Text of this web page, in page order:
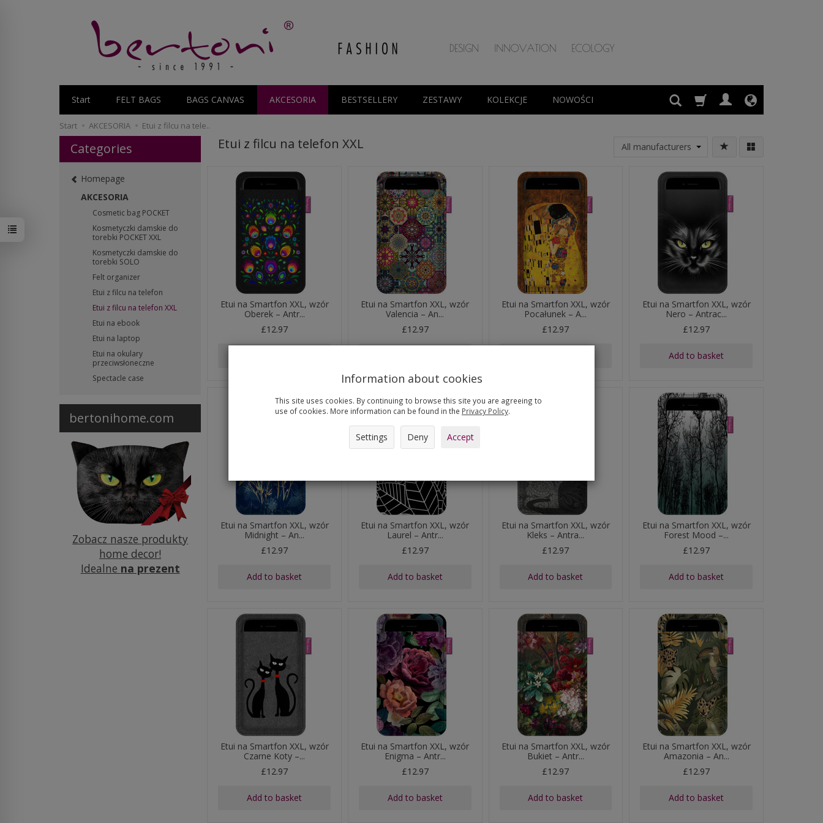
Start FELT BAGS BAGS CANVAS AKCESORIA BESTSELLERY ZESTAWY KOLEKCJE NOWOŚCI
Start AKCESORIA Etui z filcu na tele..
Etui z filcu na telefon XXL
Etui na Smartfon XXL, wzór
Oberek – Antr...
£12.97
Etui na Smartfon XXL, wzór
Valencia – An...
£12.97
Etui na Smartfon XXL, wzór
Pocałunek – A...
£12.97
Etui na Smartfon XXL, wzór
Nero – Antrac...
£12.97
Add to basket
Etui na Smartfon XXL, wzór
Midnight – An...
£12.97
Add to basket
Etui na Smartfon XXL, wzór
Laurel – Antr...
£12.97
Add to basket
Etui na Smartfon XXL, wzór
Kleks – Antra...
£12.97
Add to basket
Etui na Smartfon XXL, wzór
Forest Mood –...
£12.97
Add to basket
Etui na Smartfon XXL, wzór
Czarne Koty –...
£12.97
Add to basket
Etui na Smartfon XXL, wzór
Enigma – Antr...
£12.97
Add to basket
Etui na Smartfon XXL, wzór
Bukiet – Antr...
£12.97
Add to basket
Etui na Smartfon XXL, wzór
Amazonia – An...
£12.97
Add to basket
Categories
Homepage
AKCESORIA
Cosmetic bag POCKET
Kosmetyczki damskie do
torebki POCKET XXL
Kosmetyczki damskie do
torebki SOLO
Felt organizer
Etui z filcu na telefon
Etui z filcu na telefon XXL
Etui na ebook
Etui na laptop
Etui na okulary
przeciwsłoneczne
Spectacle case
bertonihome.com
Zobacz nasze produkty
home decor!
Idealne na prezent
Information about cookies
This site uses cookies. By continuing to browse this site you are agreeing to
use of cookies. More information can be found in the Privacy Policy.
Settings Deny Accept